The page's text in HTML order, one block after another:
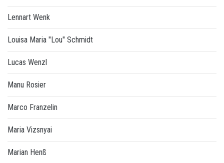
Lennart Wenk
Louisa Maria "Lou" Schmidt
Lucas Wenzl
Manu Rosier
Marco Franzelin
Maria Vizsnyai
Marian Henß